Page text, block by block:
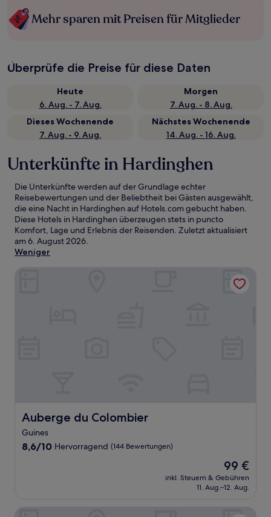
Mehr sparen mit Preisen für Mitglieder
Überprüfe die Preise für diese Daten
Heute
6. Aug. - 7. Aug.
Morgen
7. Aug. - 8. Aug.
Dieses Wochenende
7. Aug. - 9. Aug.
Nächstes Wochenende
14. Aug. - 16. Aug.
Unterkünfte in Hardinghen
Die Unterkünfte werden auf der Grundlage echter
Reisebewertungen und der Beliebtheit bei Gästen ausgewählt,
die eine Nacht in Hardinghen auf Hotels.com gebucht haben.
Diese Hotels in Hardinghen überzeugen stets in puncto
Komfort, Lage und Erlebnis der Reisenden. Zuletzt aktualisiert
am6. August 2026.
Weniger
Auberge du Colombier
Auberge du Colombier
Guines
8.6
8,6/10 Hervorragend (144 Bewertungen)
Der
Preis
beträgt
99 €
inkl. Steuern & Gebühren
11. Aug.–12. Aug.